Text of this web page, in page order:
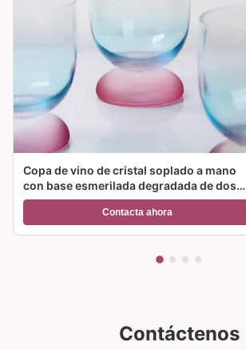
Copa de vino de cristal soplado a mano
con base esmerilada degradada de dos
colores y capacidad de 300 ml para vino,
cóctel y decoración del hogar
Contacta ahora
Contáctenos